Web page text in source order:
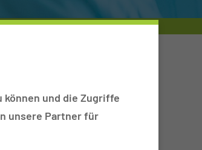
können und die Zugriffe
unsere Partner für